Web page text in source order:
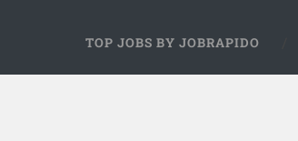
TOP JOBS BY JOBRAPIDO